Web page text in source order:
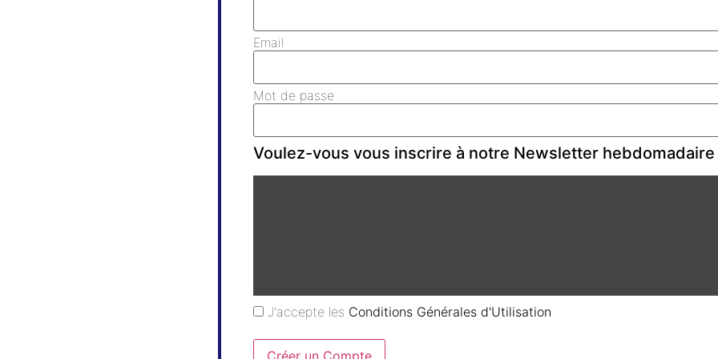
Email
Mot de passe
Voulez-vous vous inscrire à notre Newsletter hebdomadaire
J'accepte les Conditions Générales d'Utilisation